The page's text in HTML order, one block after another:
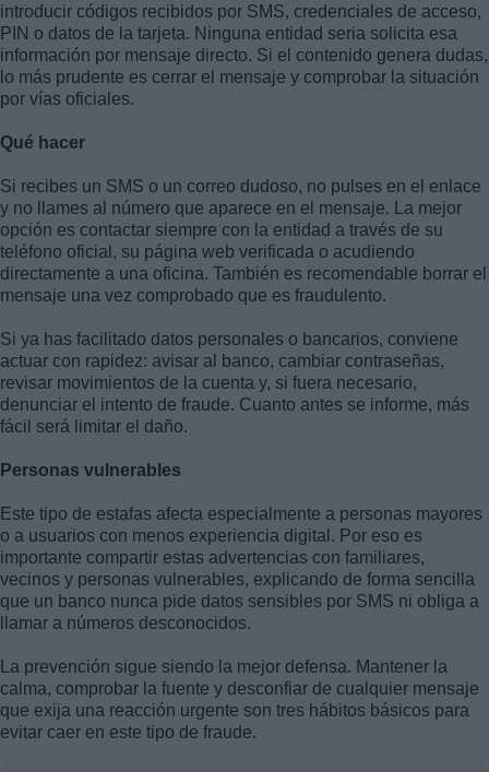
introducir códigos recibidos por SMS, credenciales de acceso,
PIN o datos de la tarjeta. Ninguna entidad seria solicita esa
información por mensaje directo. Si el contenido genera dudas,
lo más prudente es cerrar el mensaje y comprobar la situación
por vías oficiales.
Qué hacer
Si recibes un SMS o un correo dudoso, no pulses en el enlace
y no llames al número que aparece en el mensaje. La mejor
opción es contactar siempre con la entidad a través de su
teléfono oficial, su página web verificada o acudiendo
directamente a una oficina. También es recomendable borrar el
mensaje una vez comprobado que es fraudulento.
Si ya has facilitado datos personales o bancarios, conviene
actuar con rapidez: avisar al banco, cambiar contraseñas,
revisar movimientos de la cuenta y, si fuera necesario,
denunciar el intento de fraude. Cuanto antes se informe, más
fácil será limitar el daño.
Personas vulnerables
Este tipo de estafas afecta especialmente a personas mayores
o a usuarios con menos experiencia digital. Por eso es
importante compartir estas advertencias con familiares,
vecinos y personas vulnerables, explicando de forma sencilla
que un banco nunca pide datos sensibles por SMS ni obliga a
llamar a números desconocidos.
La prevención sigue siendo la mejor defensa. Mantener la
calma, comprobar la fuente y desconfiar de cualquier mensaje
que exija una reacción urgente son tres hábitos básicos para
evitar caer en este tipo de fraude.